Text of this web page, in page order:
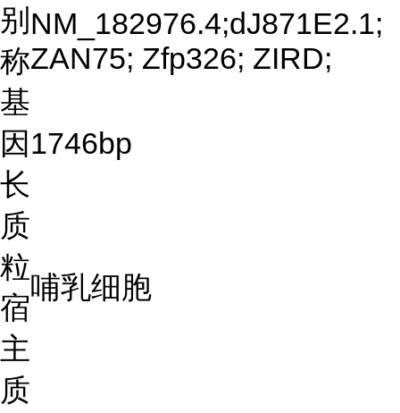
别
称
NM_182976.4;dJ871E2.1;
ZAN75; Zfp326; ZIRD;
基
因
长
1746bp
质
粒
宿
主
哺乳细胞
质